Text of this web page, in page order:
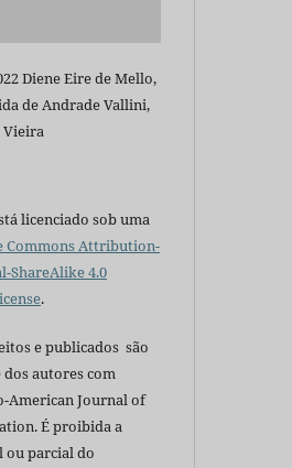
Diene Eire de Mello,
de Andrade Vallini,
Vieira
licenciado sob uma
Commons Attribution-
ShareAlike 4.0
.
e publicados são
autores com
American Journal of
É proibida a
ou parcial do